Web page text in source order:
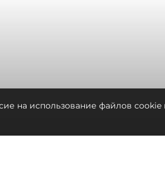
на использование файлов cookie